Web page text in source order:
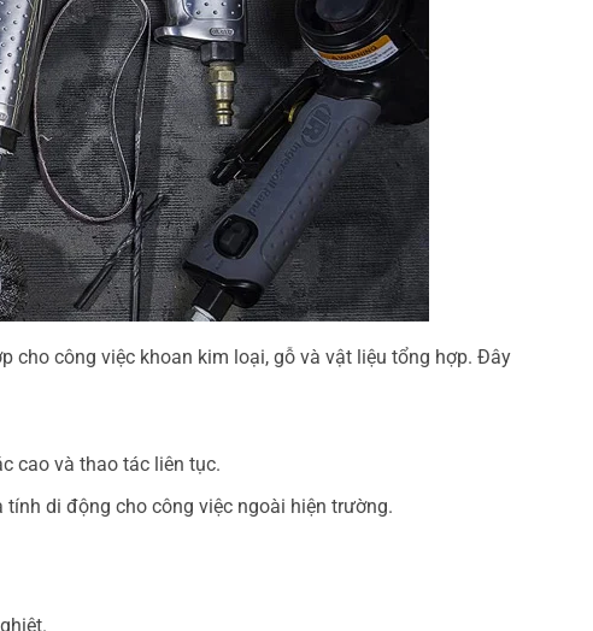
cho công việc khoan kim loại, gỗ và vật liệu tổng hợp. Đây
cao và thao tác liên tục.
di động cho công việc ngoài hiện trường.